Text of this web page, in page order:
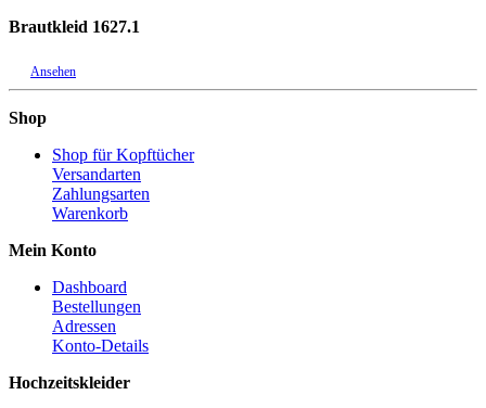
Brautkleid 1627.1
Ansehen
Shop
Shop für Kopftücher
Versandarten
Zahlungsarten
Warenkorb
Mein Konto
Dashboard
Bestellungen
Adressen
Konto-Details
Hochzeitskleider